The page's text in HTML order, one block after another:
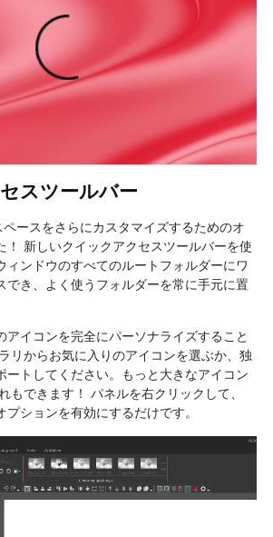
スツールバー
ースをさらにカスタマイズするためのオ
！ 新しいクイックアクセスツールバーを使
ィンドウのすべてのルートフォルダーにワ
でき、よく使うフォルダーを常に手元に置
アイコンを完全にパーソナライズすること
リからお気に入りのアイコンを選ぶか、独
ートしてください。もっと大きなアイコン
もできます！ パネルを右クリックして、
プションを有効にするだけです。